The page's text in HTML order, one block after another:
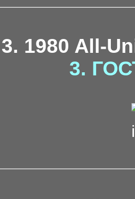
3. 1980 All-
3.